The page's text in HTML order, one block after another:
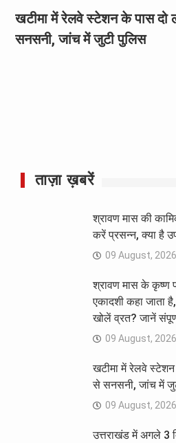
खटीमा में रेलवे स्टेशन के पास दो
सनसनी, जांच में जुटी पुलिस
ताज़ा ख़बरें
श्रावण मास की
करें प्रसन्न, क्या है
09 August, 2026
श्रावण मास के कृष्ण
एकादशी कहा
खोलें व्रत? जानें
09 August, 2026
खटीमा में रेलवे
से सनसनी, जांच में
09 August, 2026
उत्तराखंड में अगले 3